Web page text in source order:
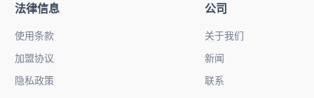
法律信息
使用条款
加盟协议
隐私政策
公司
关于我们
新闻
联系